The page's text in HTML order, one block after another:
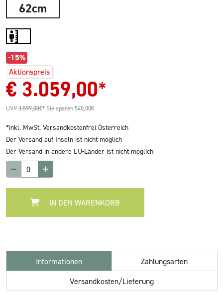
62cm
-15%
Aktionspreis
€ 3.059,00*
UVP 3.599,00€* Sie sparen 540,00€
*inkl. MwSt, Versandkostenfrei Österreich
Der Versand auf Inseln ist nicht möglich
Der Versand in andere EU-Länder ist nicht möglich
IN DEN WARENKORB
Informationen
Zahlungsarten
Versandkosten/Lieferung